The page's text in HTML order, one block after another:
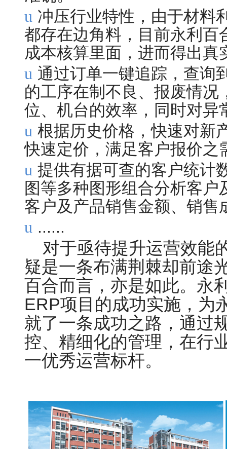
u 冲压行业特性，由于材
都存在边角料，目前永利百合边
成本核算里面，进而得出真
u 通过订单一键追踪，查询到材料
的工序在制不良、报废情况
位、机台的效率，同时对异
u 根据历史价格，快速对新
快速定价，满足客户报价之
u 提供有据可查的客户统计
图等多种图形组合分析客户及
客户及产品销售金额、销售
u ......
对于亟待提升运营效能
疑是一条布满荆棘却前途
百合而言，亦是如此。永
ERP项目的成功实施，为
就了一条成功之路，通过
控、精细化的管理，在
一优秀运营标杆。